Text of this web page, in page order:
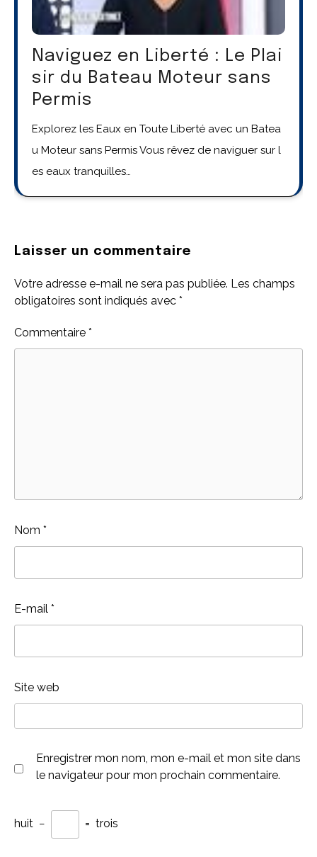
Naviguez en Liberté : Le Plai
sir du Bateau Moteur sans
Permis
Explorez les Eaux en Toute Liberté avec un Batea
u Moteur sans Permis Vous rêvez de naviguer sur l
es eaux tranquilles…
Laisser un commentaire
Votre adresse e-mail ne sera pas publiée. Les champs
obligatoires sont indiqués avec *
Commentaire *
Nom *
E-mail *
Site web
Enregistrer mon nom, mon e-mail et mon site dans
le navigateur pour mon prochain commentaire.
huit − = trois